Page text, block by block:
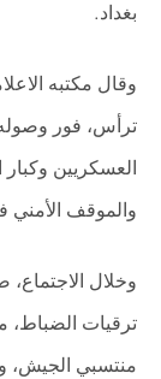
بغداد.
وقال مكتبه
ترأس، فور وصوله
العسكريين
والموقف الأمني
وخلال
ترقيات
منتسبي الجيش،